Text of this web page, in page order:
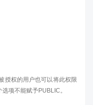
授权的用户也可以将此权限
项不能赋予PUBLIC。